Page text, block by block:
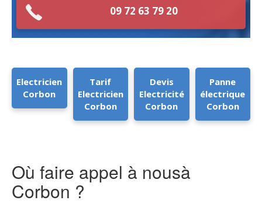
09 72 63 79 20
Electricien
Corbon
Tarif
Electricien
Corbon
Devis
Electricité
Corbon
Panne
électrique
Corbon
Où faire appel à nousà
Corbon ?